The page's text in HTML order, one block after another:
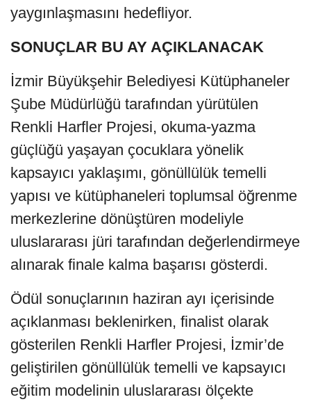
yaygınlaşmasını hedefliyor.
SONUÇLAR BU AY AÇIKLANACAK
İzmir Büyükşehir Belediyesi Kütüphaneler
Şube Müdürlüğü tarafından yürütülen
Renkli Harfler Projesi, okuma-yazma
güçlüğü yaşayan çocuklara yönelik
kapsayıcı yaklaşımı, gönüllülük temelli
yapısı ve kütüphaneleri toplumsal öğrenme
merkezlerine dönüştüren modeliyle
uluslararası jüri tarafından değerlendirmeye
alınarak finale kalma başarısı gösterdi.
Ödül sonuçlarının haziran ayı içerisinde
açıklanması beklenirken, finalist olarak
gösterilen Renkli Harfler Projesi, İzmir’de
geliştirilen gönüllülük temelli ve kapsayıcı
eğitim modelinin uluslararası ölçekte